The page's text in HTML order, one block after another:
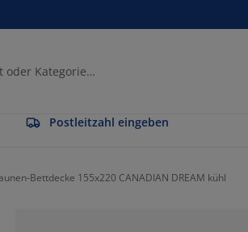
Postleitzahl eingeben
Bettdecke 155x220 CANADIAN DREAM kühl